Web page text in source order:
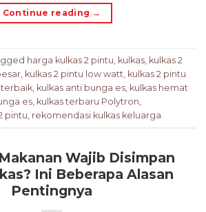
Continue reading →
harga kulkas 2 pintu kulkas kulkas 2
kulkas 2 pintu low watt kulkas 2 pintu
terbaik kulkas anti bunga es kulkas hemat
es kulkas terbaru Polytron
pintu rekomendasi kulkas keluarga
Wajib Disimpan
Ini Beberapa Alasan
Pentingnya